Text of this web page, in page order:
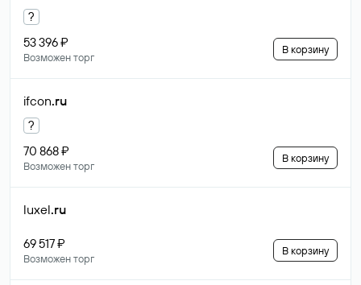
?
53 396 ₽
Возможен торг
В корзину
ifcon.ru
?
70 868 ₽
Возможен торг
В корзину
luxel.ru
69 517 ₽
Возможен торг
В корзину